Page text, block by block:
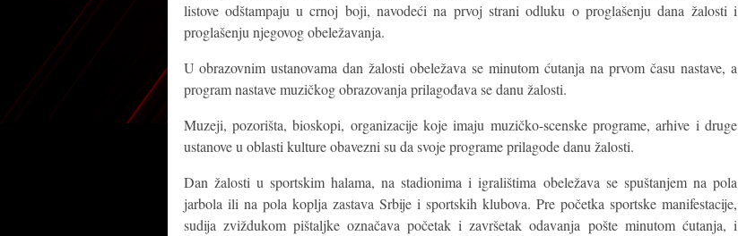
listove odštampaju u crnoj boji, navodeći na prvoj strani odluku o proglašenju dana žalosti i
proglašenju njegovog obeležavanja.
U obrazovnim ustanovama dan žalosti obeležava se minutom ćutanja na prvom času nastave, a
program nastave muzičkog obrazovanja prilagođava se danu žalosti.
Muzeji, pozorišta, bioskopi, organizacije koje imaju muzičko-scenske programe, arhive i druge
ustanove u oblasti kulture obavezni su da svoje programe prilagode danu žalosti.
Dan žalosti u sportskim halama, na stadionima i igralištima obeležava se spuštanjem na pola
jarbola ili na pola koplja zastava Srbije i sportskih klubova. Pre početka sportske manifestacije,
sudija zviždukom pištaljke označava početak i završetak odavanja pošte minutom ćutanja, i